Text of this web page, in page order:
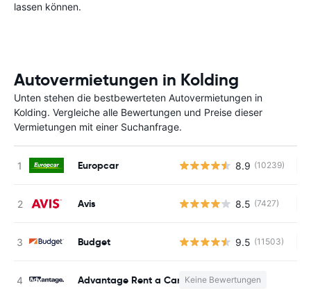
lassen können.
Autovermietungen in Kolding
Unten stehen die bestbewerteten Autovermietungen in
Kolding. Vergleiche alle Bewertungen und Preise dieser
Vermietungen mit einer Suchanfrage.
Europcar 8.9 (10239)
Avis 8.5 (7427)
Budget 9.5 (11503)
Advantage Rent a Car Keine Bewertungen